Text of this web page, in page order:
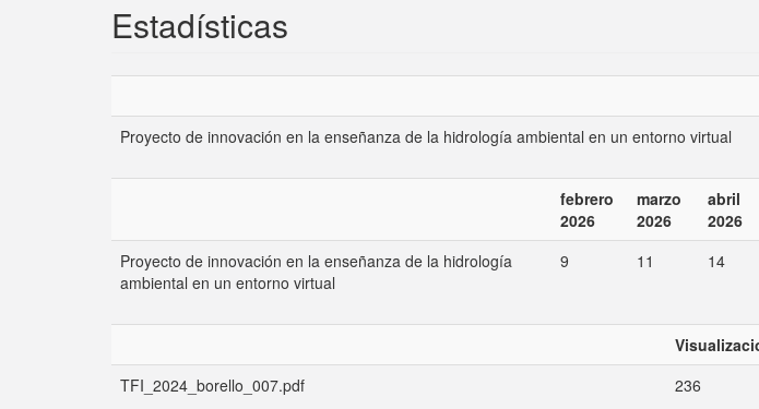
Estadísticas
Proyecto de innovación en la enseñanza de la hidrología ambiental en un entorno virtual
febrero
2026
marzo
2026
abril
2026
Proyecto de innovación en la enseñanza de la hidrología
ambiental en un entorno virtual
9 11 14
TFI_2024_borello_007.pdf
236